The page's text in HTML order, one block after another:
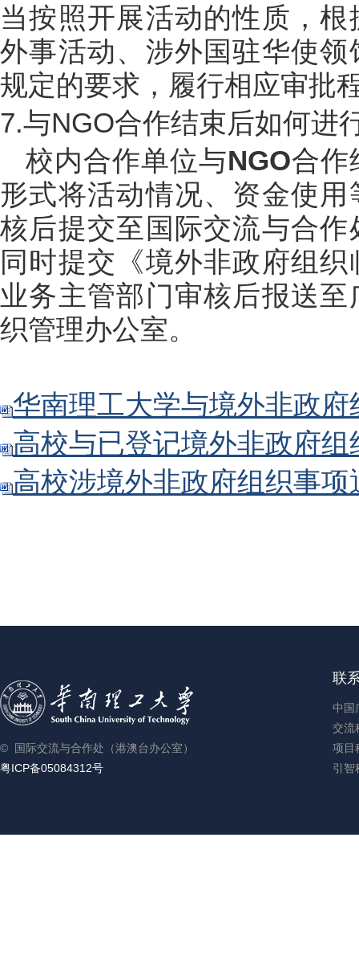
当按照开展活动的性质，
外事活动、涉外国驻华使
规定的要求，履行相应审批
7.与NGO合作结束后如何进
校内合作单位与NGO合作
形式将活动情况、资金使
核后提交至国际交流与合
同时提交《境外非政府组
业务主管部门审核后报送
织管理办公室。
华南理工大学与境外非政
高校与已登记境外非政府
高校涉境外非政府组织事项
© 国际交流与合作处（港澳台办公室）
粤ICP备05084312号
联
中国
交
项
引